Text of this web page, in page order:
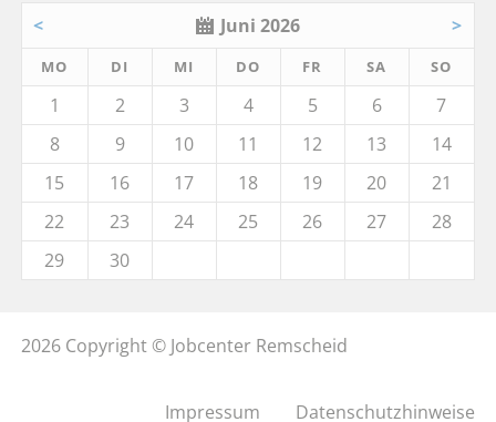
<
Juni 2026 >
MO DI MI DO FR SA SO
1 2 3 4 5 6
7
8
9 10 11 12 13
14
15
16 17 18 19 20
21
22
23 24 25 26 27
28
29
30
2026 Copyright © Jobcenter Remscheid
Datenschutzhinweise
Impressum